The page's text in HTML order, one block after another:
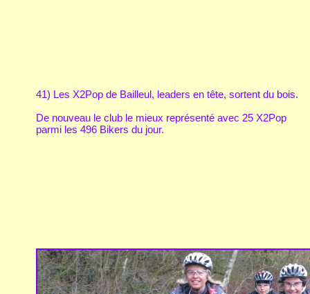
41) Les X2Pop de Bailleul, leaders en tête, sortent du bois.
De nouveau le club le mieux représenté avec 25 X2Pop
parmi les 496 Bikers du jour.